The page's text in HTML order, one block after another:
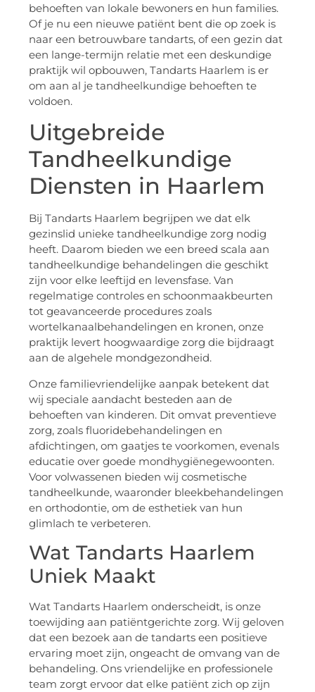
behoeften van lokale bewoners en hun families.
Of je nu een nieuwe patiënt bent die op zoek is
naar een betrouwbare tandarts, of een gezin dat
een lange-termijn relatie met een deskundige
praktijk wil opbouwen, Tandarts Haarlem is er
om aan al je tandheelkundige behoeften te
voldoen.
Uitgebreide
Tandheelkundige
Diensten in Haarlem
Bij Tandarts Haarlem begrijpen we dat elk
gezinslid unieke tandheelkundige zorg nodig
heeft. Daarom bieden we een breed scala aan
tandheelkundige behandelingen die geschikt
zijn voor elke leeftijd en levensfase. Van
regelmatige controles en schoonmaakbeurten
tot geavanceerde procedures zoals
wortelkanaalbehandelingen en kronen, onze
praktijk levert hoogwaardige zorg die bijdraagt
aan de algehele mondgezondheid.
Onze familievriendelijke aanpak betekent dat
wij speciale aandacht besteden aan de
behoeften van kinderen. Dit omvat preventieve
zorg, zoals fluoridebehandelingen en
afdichtingen, om gaatjes te voorkomen, evenals
educatie over goede mondhygiënegewoonten.
Voor volwassenen bieden wij cosmetische
tandheelkunde, waaronder bleekbehandelingen
en orthodontie, om de esthetiek van hun
glimlach te verbeteren.
Wat Tandarts Haarlem
Uniek Maakt
Wat Tandarts Haarlem onderscheidt, is onze
toewijding aan patiëntgerichte zorg. Wij geloven
dat een bezoek aan de tandarts een positieve
ervaring moet zijn, ongeacht de omvang van de
behandeling. Ons vriendelijke en professionele
team zorgt ervoor dat elke patiënt zich op zijn